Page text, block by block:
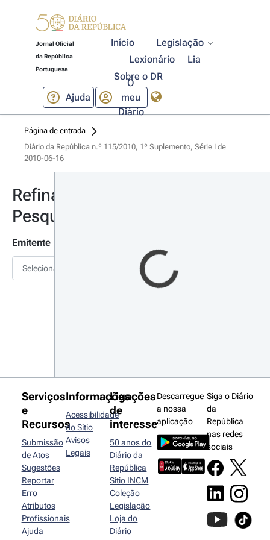
Jornal Oficial
da República
Portuguesa
Início
Legislação
Lexionário
Lia
Sobre o DR
Ajuda
O
meu
Diário
Página de entrada
Diário da República n.º 115/2010, 1º Suplemento, Série I de
2010-06-16
Refinar
Pesquisa
Emitente
Selecionar
Serviços
e
Recursos
Submissão
de Atos
Sugestões
Reportar
Erro
Atributos
Profissionais
Ajuda
Informações
Acessibilidade
do Sítio
Avisos
Legais
Ligações
de
interesse
50 anos do
Diário da
República
Sítio INCM
Coleção
Legislação
Loja do
Diário
Descarregue
a nossa
aplicação
Siga o Diário
da
República
nas redes
sociais